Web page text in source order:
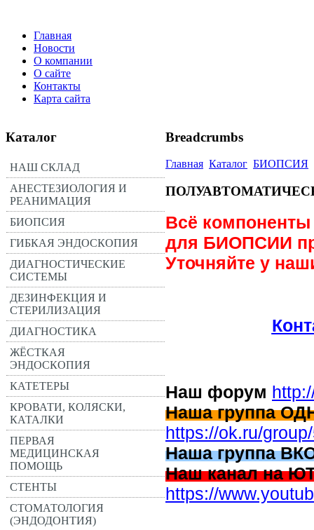
Главная
Новости
О компании
О сайте
Контакты
Карта сайта
Каталог
НАШ СКЛАД
АНЕСТЕЗИОЛОГИЯ И
РЕАНИМАЦИЯ
БИОПСИЯ
ГИБКАЯ ЭНДОСКОПИЯ
ДИАГНОСТИЧЕСКИЕ
СИСТЕМЫ
ДЕЗИНФЕКЦИЯ И
СТЕРИЛИЗАЦИЯ
ДИАГНОСТИКА
ЖЁСТКАЯ
ЭНДОСКОПИЯ
КАТЕТЕРЫ
КРОВАТИ, КОЛЯСКИ,
КАТАЛКИ
ПЕРВАЯ
МЕДИЦИНСКАЯ
ПОМОЩЬ
СТЕНТЫ
СТОМАТОЛОГИЯ
(ЭНДОДОНТИЯ)
Breadcrumbs
Главная Каталог БИОПСИЯ
Всё
для БИОПСИИ
Уточняйте у
Наш форум
Наша группа
https://ok.ru/
Наша группа
Наш канал на
https://